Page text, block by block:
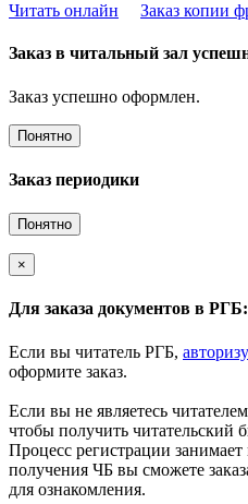
Читать онлайн
Заказ копии
Заказ в читальный зал
Заказ успешно оформлен.
Понятно
Заказ периодики
Понятно
×
Для заказа документов в РГБ:
Если вы читатель РГБ,
оформите заказ.
Если вы не являетесь
чтобы получить читательский
Процесс регистрации
получения ЧБ вы сможете
для ознакомления.